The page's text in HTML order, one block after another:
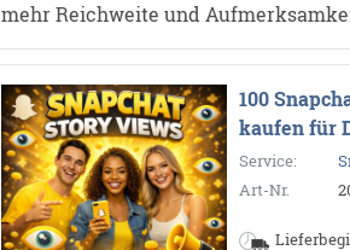
mehr Reichweite und
100
kaufen für
Service:
Art-Nr.